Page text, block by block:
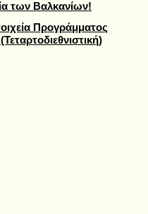
των Βαλκανίων!
Προγράμματος